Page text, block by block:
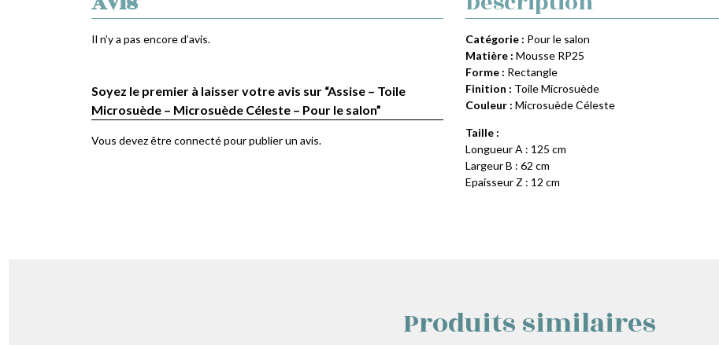
Il n’y a pas encore d’avis.
Soyez le premier à laisser votre avis sur “Assise – Toile
Microsuède – Microsuède Céleste – Pour le salon”
Vous devez êtreconnectépour publier un avis.
Catégorie : Pour le salon
Matière : Mousse RP25
Forme : Rectangle
Finition : Toile Microsuède
Couleur : Microsuède Céleste
Taille :
Longueur A : 125 cm
Largeur B : 62 cm
Epaisseur Z : 12 cm
Produits similaires